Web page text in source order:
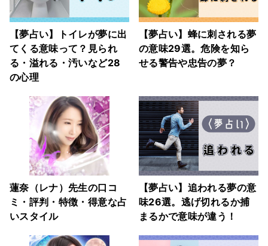
【夢占い】トイレが夢に出
てくる意味って？見られ
る・溢れる・汚いなど28
の心理
【夢占い】蜂に刺される夢
の意味29選。危険を知ら
せる警告や忠告の夢？
蓮奈（レナ）先生の口コ
ミ・評判・特徴・得意な占
いスタイル
【夢占い】追われる夢の意
味26選。逃げ切れるか捕
まるかで意味が違う！